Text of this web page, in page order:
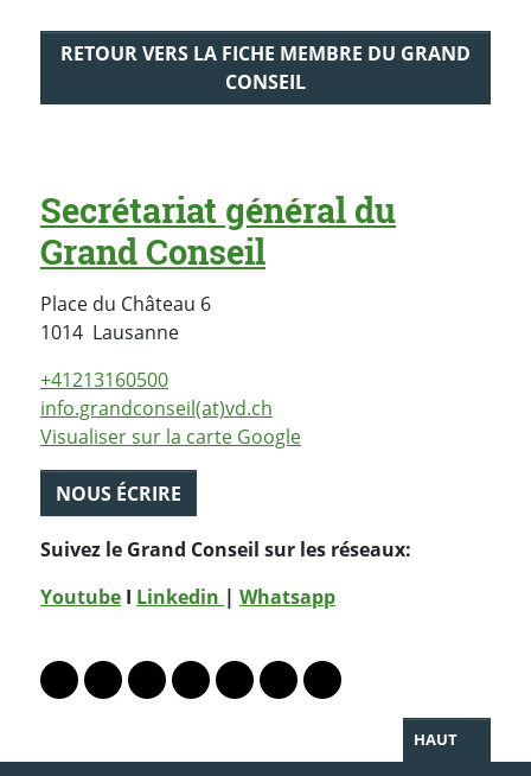
RETOUR VERS LA FICHE MEMBRE DU GRAND
CONSEIL
Secrétariat général du
Grand Conseil
Place du Château 6
1014 LausanneSuisse
+41213160500
info.grandconseil(at)vd.ch
Visualiser sur la carte Google
NOUS ÉCRIRE
Suivez le Grand Conseil sur les réseaux:
Youtube I Linkedin | Whatsapp
Lien vers le profil Mastodon
Lien vers le profil Bluesky
Lien vers le profil Instagram
Lien vers le profil Linkedin
Lien vers le profil Facebook
Lien vers le profil Twitter
Partager par WhatsApp
HAUT